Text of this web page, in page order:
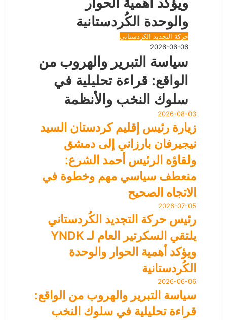
والوحدة الكُردستانية
حركة التجديد الكردستاني
2026-06-06
سياسة التبرير والهروب من
الواقع: قراءة تحليلية في
سلوك النخب والأنظمة
2026-08-03
زيارة رئيس إقليم كردستان السيد
نيجيرفان بارزاني إلى دمشق
ولقاؤه الرئيس أحمد الشرع:
منعطف سياسي مهم وخطوة في
الاتجاه الصحيح
2026-07-05
رئيس حركة التجديد الكُردستاني
يلتقي السكرتير العام لـ YNDK
ويؤكد أهمية الحوار والوحدة
الكُردستانية
2026-06-06
سياسة التبرير والهروب من الواقع:
قراءة تحليلية في سلوك النخب